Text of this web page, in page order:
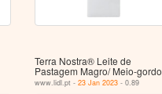
Terra Nostra® Leite de
Pastagem Magro/ Meio‑gordo
www.lidl.pt -23 Jan 2023 - 0.89